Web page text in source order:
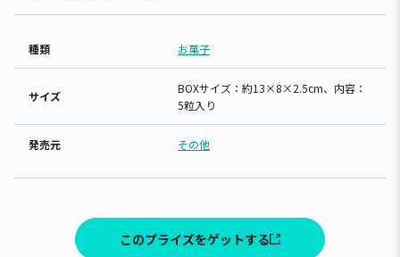
種類 お菓子
サイズ
BOXサイズ：約13×8×2.5cm、内容：
5粒入り
発売元 その他
このプライズをゲットする